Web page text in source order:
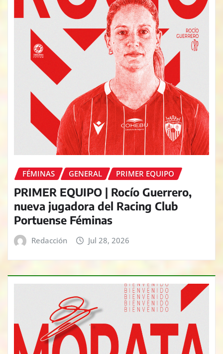
FÉMINAS GENERAL PRIMER EQUIPO
PRIMER EQUIPO | Rocío Guerrero,
nueva jugadora del Racing Club
Portuense Féminas
Redacción Jul 28, 2026